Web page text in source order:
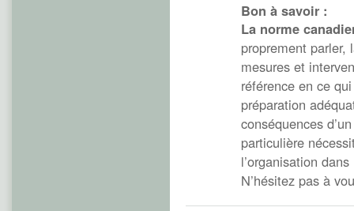
Bon à savoir :
La norme
proprement
mesures et
référence en ce
préparation
conséquences
particulière
l’organisation
N’hésitez pas à